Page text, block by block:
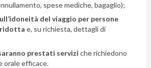
spese mediche, bagaglio);
del viaggio per persone
ridotta e, su richiesta, dettagli di
prestati servizi che richiedono
orale efficace.